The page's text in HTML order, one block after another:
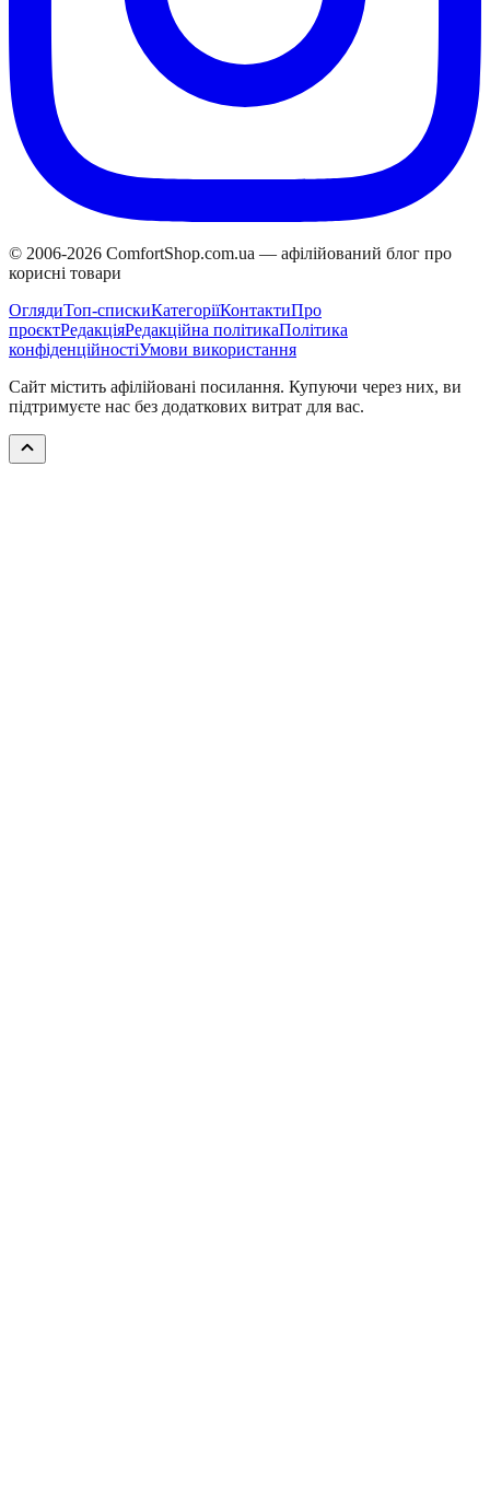
© 2006-2026 ComfortShop.com.ua — афілійований блог про
корисні товари
ОглядиТоп-спискиКатегоріїКонтактиПро
проєктРедакціяРедакційна політикаПолітика
конфіденційностіУмови використання
Сайт містить афілійовані посилання. Купуючи через них, ви
підтримуєте нас без додаткових витрат для вас.